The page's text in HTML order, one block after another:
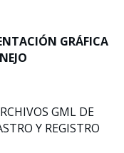
GRÁFICA
GML DE
Y REGISTRO